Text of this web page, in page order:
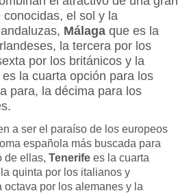
el sol y la
Málaga que es la
la tercera por los
por los británicos y la
la cuarta opción para los
para, la décima para los
a ser el paraíso de los europeos
española más buscada para
de ellas, Tenerife es la cuarta
quinta por los italianos y
octava por los alemanes y la